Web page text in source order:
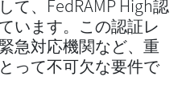
て、FedRAMP High認
います。この認証レ
急対応機関など、重
って不可欠な要件で